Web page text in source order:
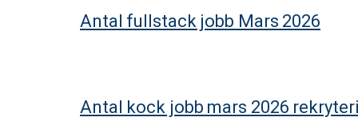
Antal fullstack jobb Mars 2026
Antal kock jobb mars 2026